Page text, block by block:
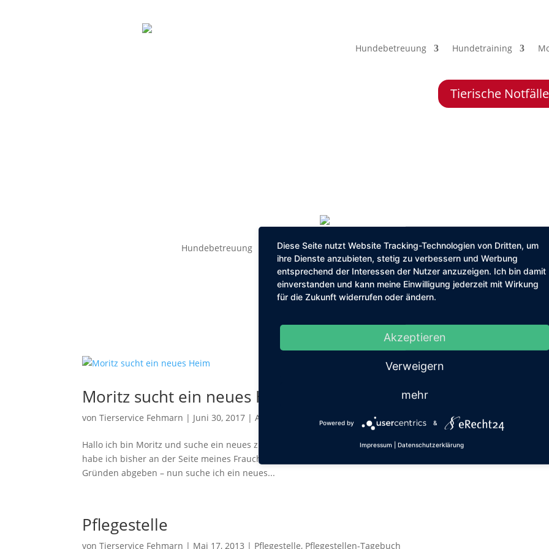
Hundebetreuung Hundetraining
Tierische
Hundebetreuung Hundetraining Mobile Tierbetreuung Preise Blog
Moritz sucht ein neues Heim
vonTierservice Fehmarn | Juni 30, 2017 |Allgemein Pflegestelle , Vermittlungstiere
Hallo ich bin Moritz und suche ein neues zu Hause! Mein Name ist Moritz und ich bin 7 Jahre alt. Mein Leben
habe ich bisher an der Seite meines Frauchens verbracht, aber leider musste sie mich aus gesundheitlichen
Gründen abgeben – nun suche ich ein neues...
Pflegestelle
vonTierservice Fehmarn | Mai 17, 2013 | Pflegestelle, Pflegestellen-Tagebuch
Diese Seite nutzt Website Tracking-Technologien von Dritten, um
ihre Dienste anzubieten, stetig zu verbessern und Werbung
entsprechend der Interessen der Nutzer anzuzeigen. Ich bin damit
einverstanden und kann meine Einwilligung jederzeit mit Wirkung
für die Zukunft widerrufen oder ändern.
Akzeptieren
Verweigern
mehr
Powered by &
Impressum Datenschutzerklärung